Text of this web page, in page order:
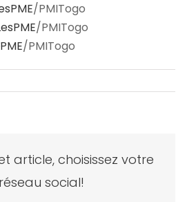
/PMITogo
/PMITogo
/PMITogo
article, choisissez votre
réseau social!